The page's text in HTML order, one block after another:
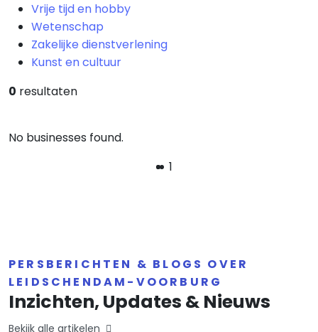
Vrije tijd en hobby
Wetenschap
Zakelijke dienstverlening
Kunst en cultuur
0 resultaten
No businesses found.
1
PERSBERICHTEN & BLOGS OVER
LEIDSCHENDAM-VOORBURG
Inzichten, Updates & Nieuws
Bekijk alle artikelen